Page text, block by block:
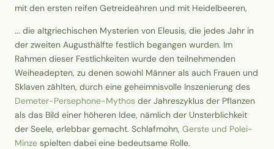
mit den ersten reifen Getreideähren und mit Heidelbeeren,
... die altgriechischen Mysterien von Eleusis, die jedes Jahr in
der zweiten Augusthälfte festlich begangen wurden. Im
Rahmen dieser Festlichkeiten wurde den teilnehmenden
Weiheadepten, zu denen sowohl Männer als auch Frauen und
Sklaven zählten, durch eine geheimnisvolle Inszenierung des
Demeter-Persephone-Mythos der Jahreszyklus der Pflanzen
als das Bild einer höheren Idee, nämlich der Unsterblichkeit
der Seele, erlebbar gemacht. Schlafmohn, Gerste und Polei-
Minze spielten dabei eine bedeutsame Rolle.